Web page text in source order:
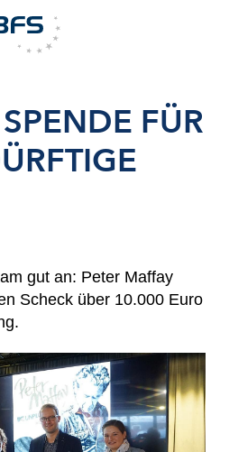
FÜR
gut an: Peter Maffay
Scheck über 10.000 Euro